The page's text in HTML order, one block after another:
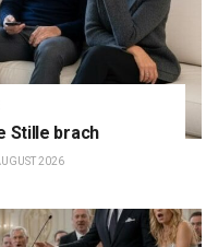
Stille brach
2026